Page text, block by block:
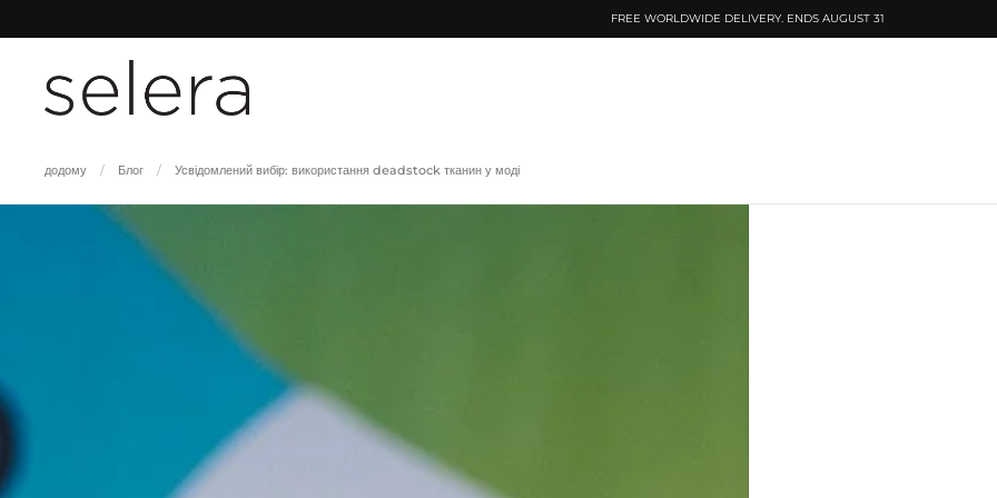
FREE WORLDWIDE DELIVERY. ENDS AUGUST 31
додому / Блог / Усвідомлений вибір: використання deadstock тканин у моді